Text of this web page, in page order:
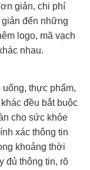
giản, chi phí
đến những
logo, mã vạch
nhau.
thực phẩm,
đều bắt buộc
cho sức khỏe
xác thông tin
khoảng thời
đủ thông tin, rõ